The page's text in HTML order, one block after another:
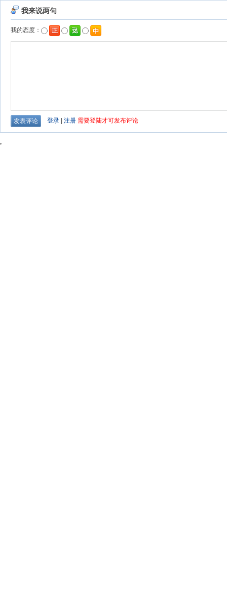
我来说两句
我的态度：
登录 注册 需要登陆才可发布评论